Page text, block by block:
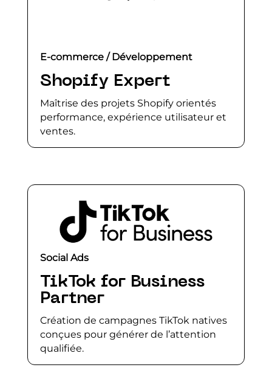
E-commerce / Développement
Shopify Expert
Maîtrise des projets Shopify orientés
performance, expérience utilisateur et
ventes.
Social Ads
TikTok for Business
Partner
Création de campagnes TikTok natives
conçues pour générer de l’attention
qualifiée.